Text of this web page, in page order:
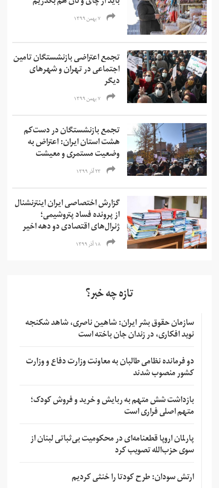
۷ بهمن ۱۳۹۹
تجمع اعتراضی بازنشستگان تامین
اجتماعی در تهران و شهرهای
دیگر
۷ بهمن ۱۳۹۹
تجمع بازنشستگان در دست‌کم
هشت استان ایران: اعتراض به
وضعیت مستمری و معیشت
۲۳ آذر ۱۳۹۹
گزارش اختصاصی ایران اینترنشنال
از پرونده فساد پتروشیمی؛
ژنرال‌های اقتصادی دو دهه اخیر
۱۸ آذر ۱۳۹۹
تازه چه خبر؟
سازمان حقوق بشر ایران: شاهین ناصری، شاهد شکنجه
نوید افکاری، در زندان جان باخته است
دو فرمانده نظامی طالبان به معاونت وزارت دفاع و وزارت
کشور منصوب شدند
بازداشت شش متهم به ربایش و خرید و فروش کودک؛
متهم اصلی فراری است
پارلمان اروپا قطعنامه‌ای در محکومیت بی‌ثباتی لبنان از
سوی حزب‌الله تصویب کرد
ارتش سودان: طرح کودتا را خنثی کردیم